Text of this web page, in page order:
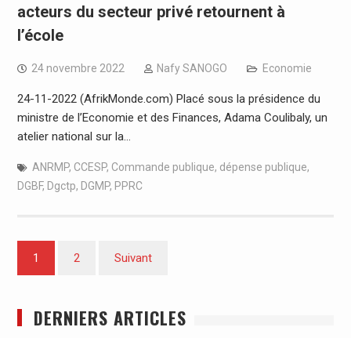
acteurs du secteur privé retournent à
l’école
24 novembre 2022 Nafy SANOGO Economie
24-11-2022 (AfrikMonde.com) Placé sous la présidence du
ministre de l’Economie et des Finances, Adama Coulibaly, un
atelier national sur la…
ANRMP, CCESP, Commande publique, dépense publique,
DGBF, Dgctp, DGMP, PPRC
Pagination
des
1 2 Suivant
DERNIERS ARTICLES